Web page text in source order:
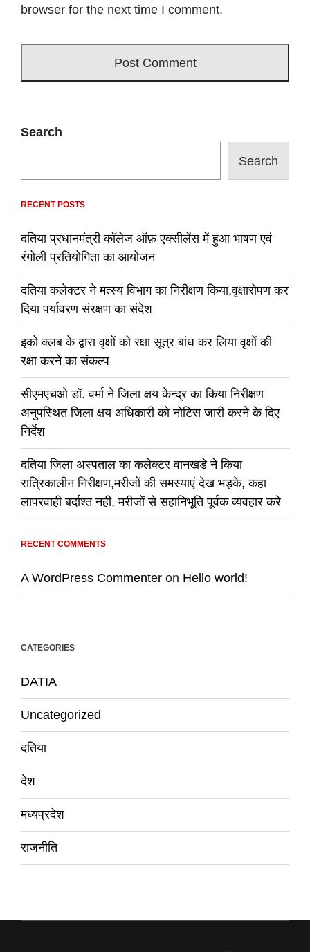
browser for the next time I comment.
Search
Search
RECENT POSTS
दतिया प्रधानमंत्री कॉलेज ऑफ़ एक्सीलेंस में हुआ भाषण एवं
रंगोली प्रतियोगिता का आयोजन
दतिया कलेक्टर ने मत्स्य विभाग का निरीक्षण किया,वृक्षारोपण कर
दिया पर्यावरण संरक्षण का संदेश
इको क्लब के द्वारा वृक्षों को रक्षा सूत्र बांध कर लिया वृक्षों की
रक्षा करने का संकल्प
सीएमएचओ डॉ. वर्मा ने जिला क्षय केन्द्र का किया निरीक्षण
अनुपस्थित जिला क्षय अधिकारी को नोटिस जारी करने के दिए
निर्देश
दतिया जिला अस्पताल का कलेक्टर वानखडे ने किया
रात्रिकालीन निरीक्षण,मरीजों की समस्याएं देख भड़के, कहा
लापरवाही बर्दाश्त नही, मरीजों से सहानिभूति पूर्वक व्यवहार करे
RECENT COMMENTS
A WordPress Commenter on Hello world!
CATEGORIES
DATIA
Uncategorized
दतिया
देश
मध्यप्रदेश
राजनीति